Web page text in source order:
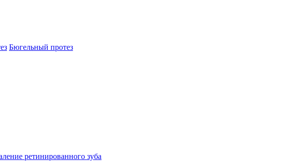
Бюгельный протез
ретинированного зуба